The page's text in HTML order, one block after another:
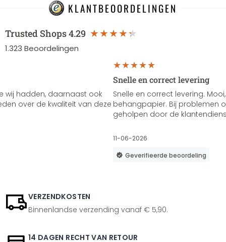
KLANTBEOORDELINGEN
Trusted Shops4.29
1.323 Beoordelingen
wij hadden, daarnaast ook
over de kwaliteit van deze
Snelle en correct levering
Snelle en correct levering.
behangpapier. Bij problemen
geholpen door de
11-06-2026
Geverifieerde beoordeling
VERZENDKOSTEN
Binnenlandse verzending vanaf € 5,90.
14 DAGEN RECHT VAN RETOUR